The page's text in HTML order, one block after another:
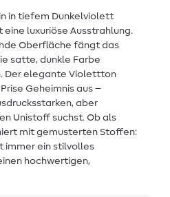
in tiefem Dunkelviolett
luxuriöse Ausstrahlung.
Oberfläche fängt das
satte, dunkle Farbe
Der elegante Violettton
Geheimnis aus –
aber
Unistoff suchst. Ob als
mit gemusterten Stoffen:
immer ein stilvolles
hochwertigen,